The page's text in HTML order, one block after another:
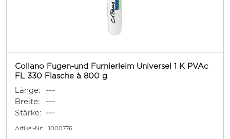
Collano Fugen-und Furnierleim Universel 1 K PVAc
FL 330 Flasche à 800 g
Länge:
---
Breite:
---
Stärke:
---
Artikel-Nr: 1000776